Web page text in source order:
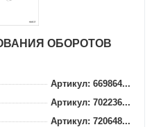
ОБОРОТОВ
Артикул: 669864...
Артикул: 702236...
Артикул: 720648...